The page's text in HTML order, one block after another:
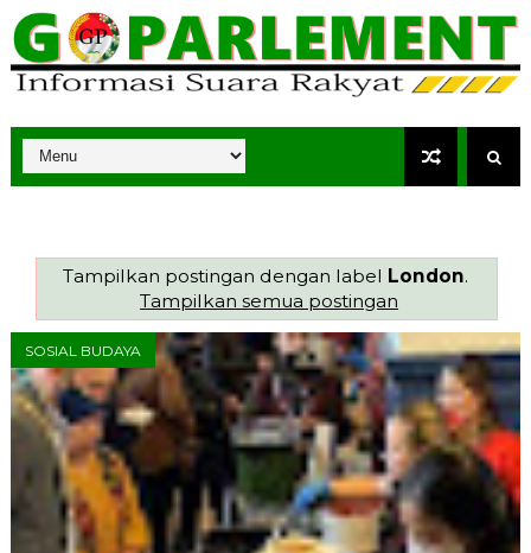
Tampilkan postingan dengan label London.
Tampilkan semua postingan
SOSIAL BUDAYA